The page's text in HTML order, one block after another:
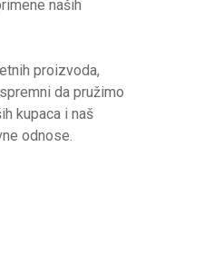
naših
proizvoda,
da pružimo
kupaca i naš
odnose.